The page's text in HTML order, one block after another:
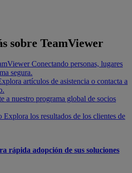
sobre TeamViewer
Conectando personas, lugares
segura.
artículos de asistencia o contacta a
a nuestro programa global de socios
Explora los resultados de los clientes de
rápida adopción de sus soluciones